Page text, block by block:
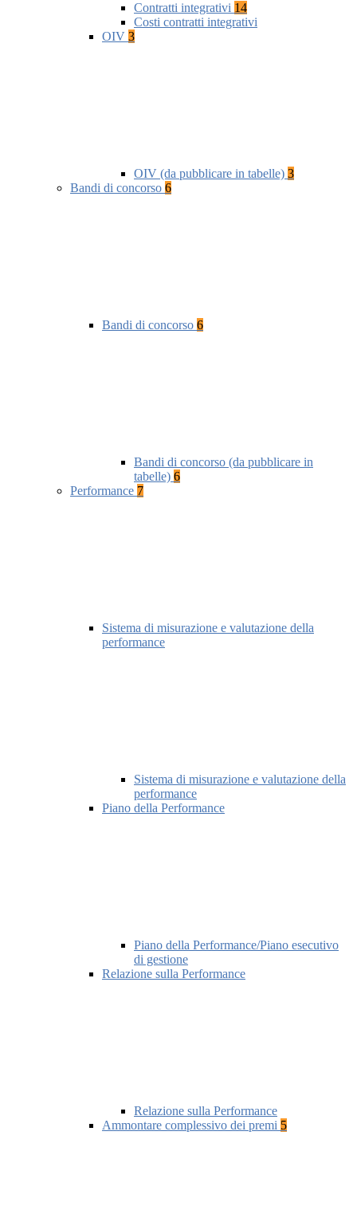
Contratti integrativi 14
Costi contratti integrativi
OIV 3
OIV (da pubblicare in tabelle) 3
Bandi di concorso 6
Bandi di concorso 6
Bandi di concorso (da pubblicare in
tabelle) 6
Performance 7
Sistema di misurazione e valutazione della
performance
Sistema di misurazione e valutazione della
performance
Piano della Performance
Piano della Performance/Piano esecutivo
di gestione
Relazione sulla Performance
Relazione sulla Performance
Ammontare complessivo dei premi 5